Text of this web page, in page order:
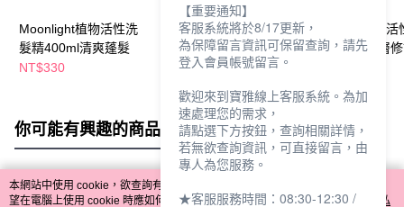
Moonlight植物活性洗
髮精400ml清爽蓬髮
NT$330
Moonlight植物活性洗
髮精400ml柔亮順澤
NT$330
Moonlight植物活
髮精400ml深層
你可能有興趣的商品 全站排行
熱門標籤
本網站中使用 cookie，欲查詢有關本網站使用 cookie 方式之詳情，及若您不希
望在電腦上使用 cookie 時應如何變更電腦的 cookie 設定，請參閱本網站「
隱私
【重要通知】
客服系統將於8/17更新，
為保障留言資訊可保留查詢，請先
登入會員帳號留言。
歡迎來到寶雅線上客服系統。為加
速處理您的需求，
請點選下方按鈕，查詢相關詳情，
若無欲查詢資訊，可直接留言，由
專人為您服務。
★客服服務時間：08:30-12:30 /